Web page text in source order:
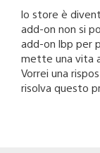
lo store è
add-on non si
add-on lbp per
mette una vita
Vorrei una
risolva questo